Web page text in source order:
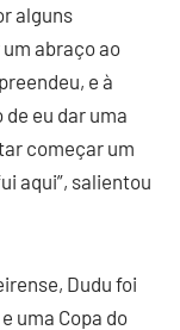
alguns
abraço ao
e à
eu dar uma
começar um
aqui”, salientou
Dudu foi
uma Copa do